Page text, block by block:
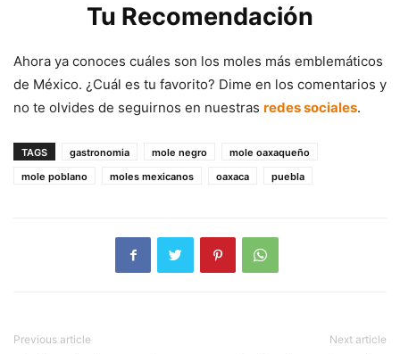
Tu Recomendación
Ahora ya conoces cuáles son los moles más emblemáticos
de México. ¿Cuál es tu favorito? Dime en los comentarios y
no te olvides de seguirnos en nuestras redes sociales.
TAGS gastronomia mole negro
mole oaxaqueño
mole poblano
moles mexicanos oaxaca puebla
Previous article Next article